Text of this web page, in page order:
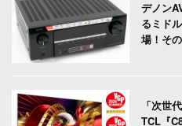
デノン
るミド
場！そ
「次世
TCL『